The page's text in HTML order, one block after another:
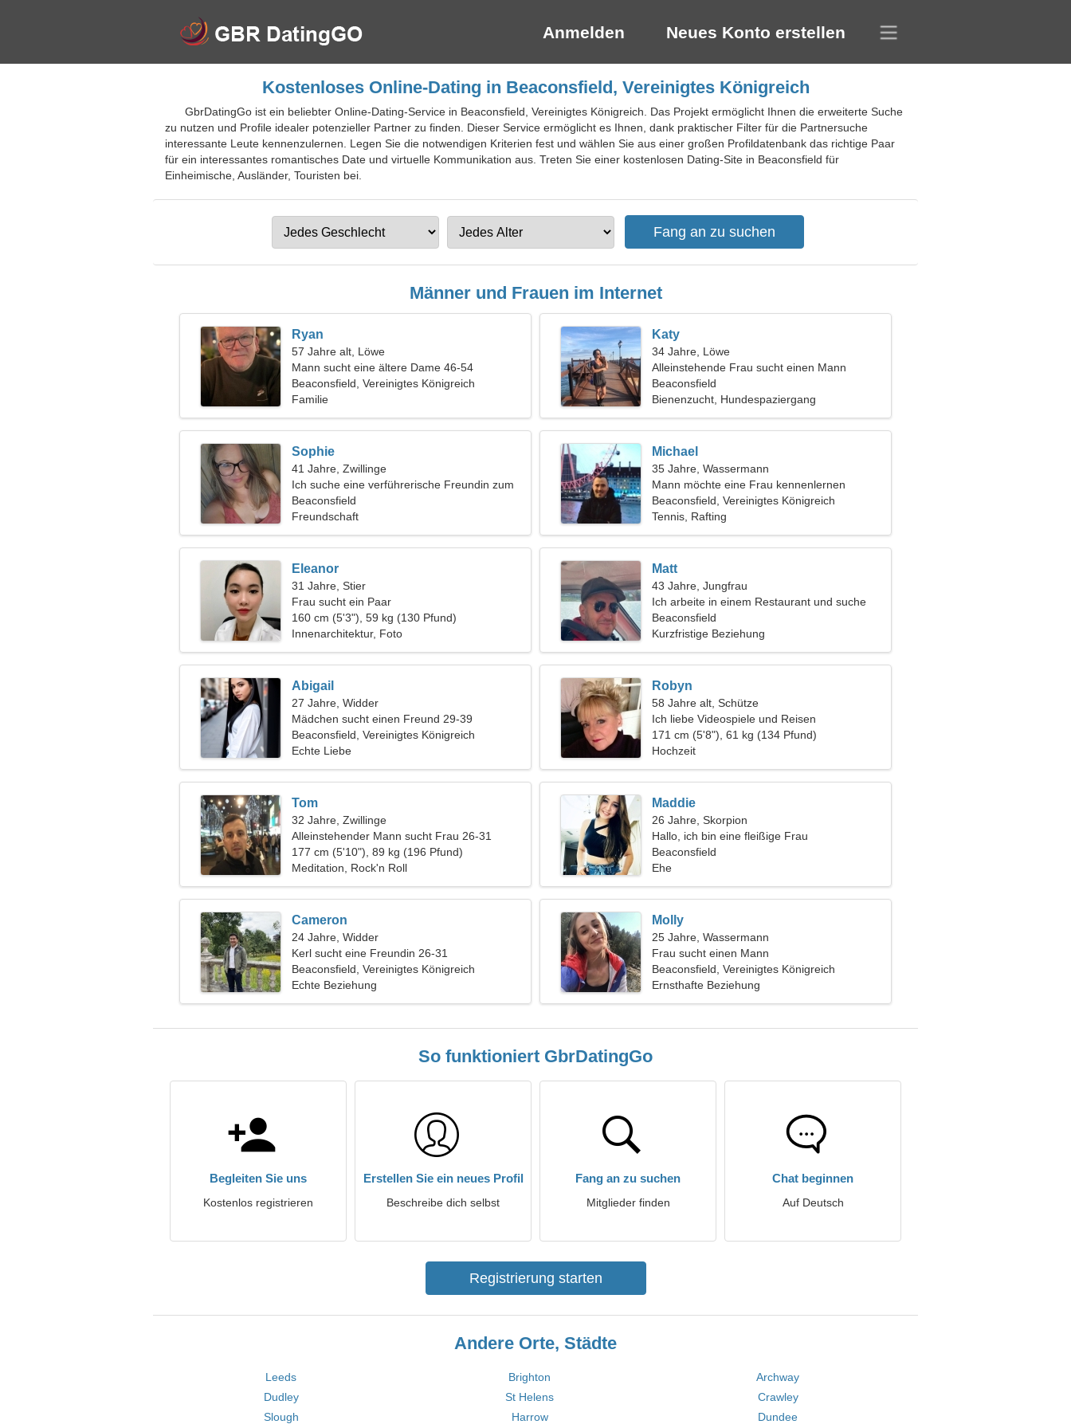
Anmelden Neues Konto erstellen
Kostenloses Online-Dating in Beaconsfield, Vereinigtes Königreich
GbrDatingGo ist ein beliebter Online-Dating-Service in Beaconsfield, Vereinigtes Königreich. Das Projekt ermöglicht Ihnen die erweiterte Suche
zu nutzen und Profile idealer potenzieller Partner zu finden. Dieser Service ermöglicht es Ihnen, dank praktischer Filter für die Partnersuche
interessante Leute kennenzulernen. Legen Sie die notwendigen Kriterien fest und wählen Sie aus einer großen Profildatenbank das richtige Paar
für ein interessantes romantisches Date und virtuelle Kommunikation aus. Treten Sie einer kostenlosen Dating-Site in Beaconsfield für
Einheimische, Ausländer, Touristen bei.
Männer und Frauen im Internet
Ryan
57 Jahre alt, Löwe
Mann sucht eine ältere Dame 46-54
Beaconsfield, Vereinigtes Königreich
Familie
Katy
34 Jahre, Löwe
Alleinstehende Frau sucht einen Mann
Beaconsfield
Bienenzucht, Hundespaziergang
Sophie
41 Jahre, Zwillinge
Ich suche eine verführerische Freundin zum
gemeinsamen Skifahren
Beaconsfield
Freundschaft
Michael
35 Jahre, Wassermann
Mann möchte eine Frau kennenlernen
Beaconsfield, Vereinigtes Königreich
Tennis, Rafting
Eleanor
31 Jahre, Stier
Frau sucht ein Paar
160 cm (5'3"), 59 kg (130 Pfund)
Innenarchitektur, Foto
Matt
43 Jahre, Jungfrau
Ich arbeite in einem Restaurant und suche
eine anmutige Frau
Beaconsfield
Kurzfristige Beziehung
Abigail
27 Jahre, Widder
Mädchen sucht einen Freund 29-39
Beaconsfield, Vereinigtes Königreich
Echte Liebe
Robyn
58 Jahre alt, Schütze
Ich liebe Videospiele und Reisen
171 cm (5'8"), 61 kg (134 Pfund)
Hochzeit
Tom
32 Jahre, Zwillinge
Alleinstehender Mann sucht Frau 26-31
177 cm (5'10"), 89 kg (196 Pfund)
Meditation, Rock'n Roll
Maddie
26 Jahre, Skorpion
Hallo, ich bin eine fleißige Frau
Beaconsfield
Ehe
Cameron
24 Jahre, Widder
Kerl sucht eine Freundin 26-31
Beaconsfield, Vereinigtes Königreich
Echte Beziehung
Molly
25 Jahre, Wassermann
Frau sucht einen Mann
Beaconsfield, Vereinigtes Königreich
Ernsthafte Beziehung
So funktioniert GbrDatingGo
Begleiten Sie uns
Kostenlos registrieren
Erstellen Sie ein neues Profil
Beschreibe dich selbst
Fang an zu suchen
Mitglieder finden
Chat beginnen
Auf Deutsch
Registrierung starten
Andere Orte, Städte
Leeds Brighton
Archway
Dudley
St Helens
Crawley
Slough
Harrow Dundee